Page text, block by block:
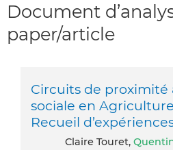
Document
paper/article
Circuits de proximité
sociale en
Recueil
Claire Touret,